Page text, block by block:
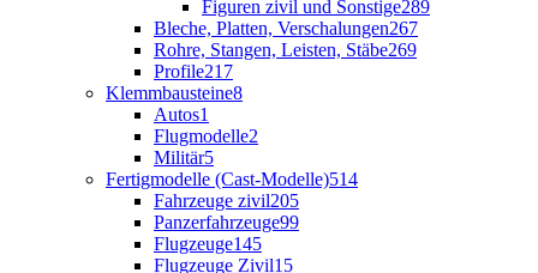
Figuren zivil und Sonstige289
Bleche, Platten, Verschalungen267
Rohre, Stangen, Leisten, Stäbe269
Profile217
Klemmbausteine8
Autos1
Flugmodelle2
Militär5
Fertigmodelle (Cast-Modelle)514
Fahrzeuge zivil205
Panzerfahrzeuge99
Flugzeuge145
Flugzeuge Zivil15